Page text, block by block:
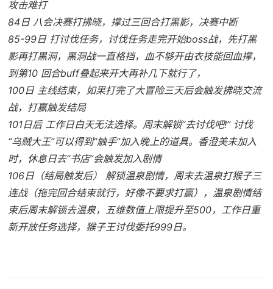
攻击难打
84日 八会决赛打拂晓，撑过三回合打黑影，决赛中断
85-99日 打讨伐任务，讨伐任务走完开始boss战，先打黑
影再打黑洞，黑洞战一直格挡，血不够开由衣技能回血撑，
到第10 回合buff叠起来开大再补几下就行了，
100日 主线结束，如果打完了大冒险三天后会触发拂晓交流
战，打赢触发结局
101日后 工作日白天无法选择。周末解锁“去讨伐吧!” 讨伐
“乌贼大王”可以得到“触手”加入晚上的道具。香澄美未加入
时，休息日去“书店”会触发加入剧情
106日（结局触发后） 解锁温泉剧情，周末去温泉打猴子三
连战（拖完回合结束就行，好像不要求打赢），温泉剧情结
束后周末解锁去温泉，五维数值上限提升至500，工作日重
新开放任务选择，猴子王讨伐委托999日。